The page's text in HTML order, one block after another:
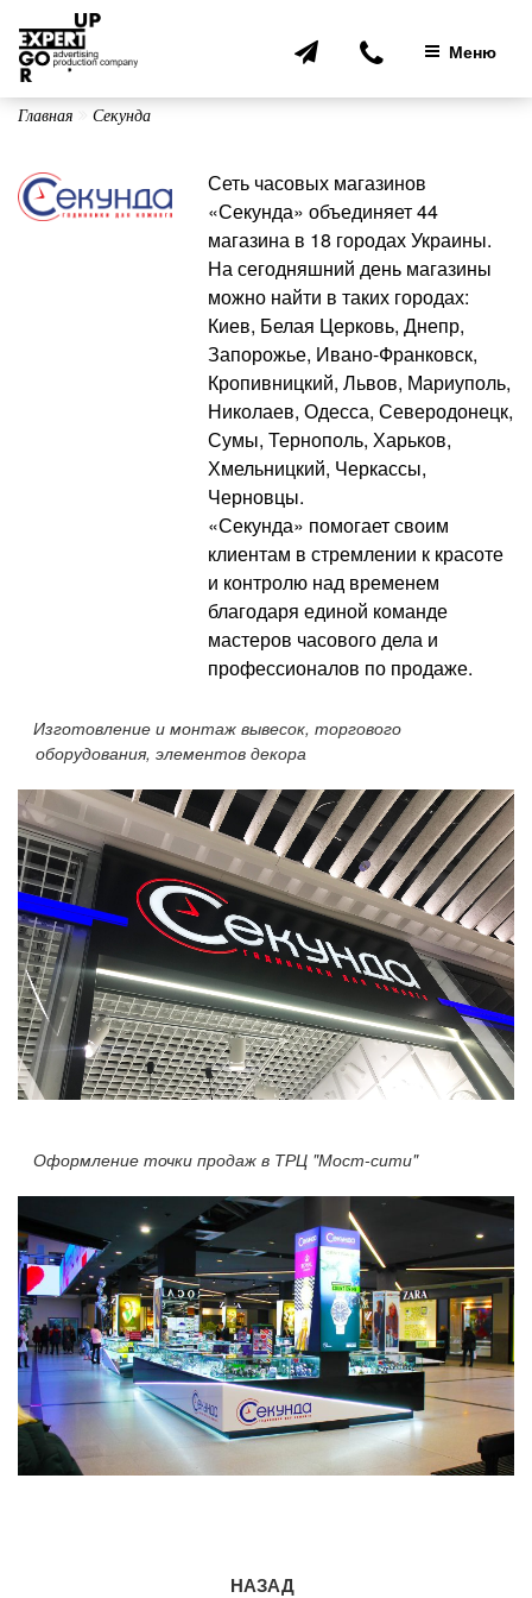
содержимому
Меню
Главная Секунда
Сеть часовых магазинов
«Секунда» объединяет 44
магазина в 18 городах Украины.
На сегодняшний день магазины
можно найти в таких городах:
Киев, Белая Церковь, Днепр,
Запорожье, Ивано-Франковск,
Кропивницкий, Львов, Мариуполь,
Николаев, Одесса, Северодонецк,
Сумы, Тернополь, Харьков,
Хмельницкий, Черкассы,
Черновцы.
«Секунда» помогает своим
клиентам в стремлении к красоте
и контролю над временем
благодаря единой команде
мастеров часового дела и
профессионалов по продаже.
Изготовление и монтаж вывесок, торгового
оборудования, элементов декора
Оформление точки продаж в ТРЦ "Мост-сити"
НАЗАД